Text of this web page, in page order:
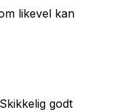
likevel kan
godt